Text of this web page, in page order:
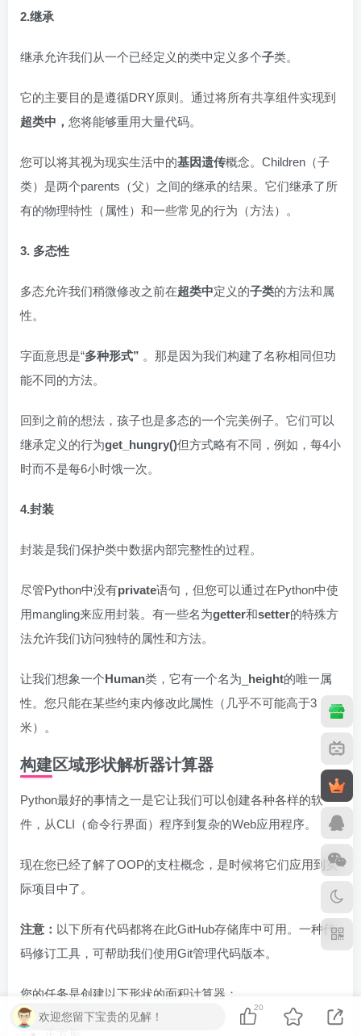
2.继承
继承允许我们从一个已经定义的类中定义多个子类。
它的主要目的是遵循DRY原则。通过将所有共享组件实现到
超类中， 您将能够重用大量代码。
您可以将其视为现实生活中的基因遗传概念。Children（子
类）是两个parents（父）之间的继承的结果。它们继承了所
有的物理特性（属性）和一些常见的行为（方法）。
3. 多态性
多态允许我们稍微修改之前在超类中定义的子类的方法和属
性。
字面意思是“多种形式” 。那是因为我们构建了名称相同但功
能不同的方法。
回到之前的想法，孩子也是多态的一个完美例子。它们可以
继承定义的行为get_hungry()但方式略有不同，例如，每4小
时而不是每6小时饿一次。
4.封装
封装是我们保护类中数据内部完整性的过程。
尽管Python中没有private语句，但您可以通过在Python中使
用mangling来应用封装。有一些名为getter和setter的特殊方
法允许我们访问独特的属性和方法。
让我们想象一个Human类，它有一个名为_ height的唯一属
性。您只能在某些约束内修改此属性（几乎不可能高于3
米）。
构建区域形状解析器计算器
Python最好的事情之一是它让我们可以创建各种各样的软
件，从CLI（命令行界面）程序到复杂的Web应用程序。
现在您已经了解了OOP的支柱概念，是时候将它们应用到实
际项目中了。
注意： 以下所有代码都将在此GitHub存储库中可用。一种代
码修订工具，可帮助我们使用Git管理代码版本。
您的任务是创建以下形状的面积计算器：
欢迎您留下宝贵的见解！
20